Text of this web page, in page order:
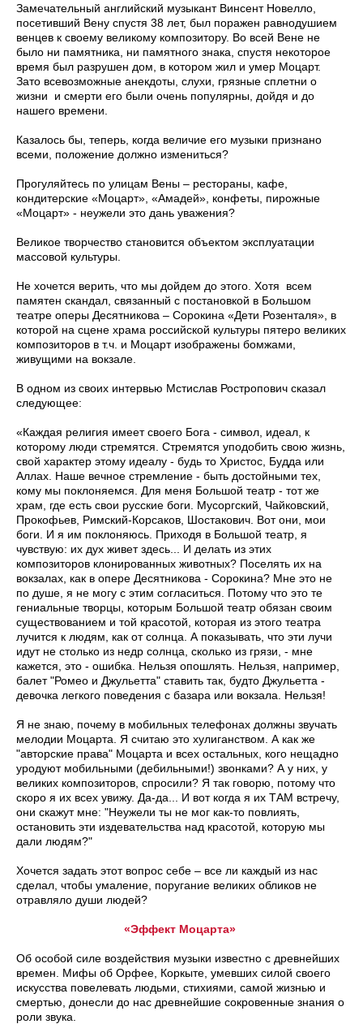
Замечательный английский музыкант Винсент Новелло,
посетивший Вену спустя 38 лет, был поражен равнодушием
венцев к своему великому композитору. Во всей Вене не
было ни памятника, ни памятного знака, спустя некоторое
время был разрушен дом, в котором жил и умер Моцарт.
Зато всевозможные анекдоты, слухи, грязные сплетни о
жизни и смерти его были очень популярны, дойдя и до
нашего времени.
Казалось бы, теперь, когда величие его музыки признано
всеми, положение должно измениться?
Прогуляйтесь по улицам Вены – рестораны, кафе,
кондитерские «Моцарт», «Амадей», конфеты, пирожные
«Моцарт» - неужели это дань уважения?
Великое творчество становится объектом эксплуатации
массовой культуры.
Не хочется верить, что мы дойдем до этого. Хотя всем
памятен скандал, связанный с постановкой в Большом
театре оперы Десятникова – Сорокина «Дети Розенталя», в
которой на сцене храма российской культуры пятеро великих
композиторов в т.ч. и Моцарт изображены бомжами,
живущими на вокзале.
В одном из своих интервью Мстислав Ростропович сказал
следующее:
«Каждая религия имеет своего Бога - символ, идеал, к
которому люди стремятся. Стремятся уподобить свою жизнь,
свой характер этому идеалу - будь то Христос, Будда или
Аллах. Наше вечное стремление - быть достойными тех,
кому мы поклоняемся. Для меня Большой театр - тот же
храм, где есть свои русские боги. Мусоргский, Чайковский,
Прокофьев, Римский-Корсаков, Шостакович. Вот они, мои
боги. И я им поклоняюсь. Приходя в Большой театр, я
чувствую: их дух живет здесь... И делать из этих
композиторов клонированных животных? Поселять их на
вокзалах, как в опере Десятникова - Сорокина? Мне это не
по душе, я не могу с этим согласиться. Потому что это те
гениальные творцы, которым Большой театр обязан своим
существованием и той красотой, которая из этого театра
лучится к людям, как от солнца. А показывать, что эти лучи
идут не столько из недр солнца, сколько из грязи, - мне
кажется, это - ошибка. Нельзя опошлять. Нельзя, например,
балет "Ромео и Джульетта" ставить так, будто Джульетта -
девочка легкого поведения с базара или вокзала. Нельзя!
Я не знаю, почему в мобильных телефонах должны звучать
мелодии Моцарта. Я считаю это хулиганством. А как же
"авторские права" Моцарта и всех остальных, кого нещадно
уродуют мобильными (дебильными!) звонками? А у них, у
великих композиторов, спросили? Я так говорю, потому что
скоро я их всех увижу. Да-да... И вот когда я их ТАМ встречу,
они скажут мне: "Неужели ты не мог как-то повлиять,
остановить эти издевательства над красотой, которую мы
дали людям?"
Хочется задать этот вопрос себе – все ли каждый из нас
сделал, чтобы умаление, поругание великих обликов не
отравляло души людей?
«Эффект Моцарта»
Об особой силе воздействия музыки известно с древнейших
времен. Мифы об Орфее, Коркыте, умевших силой своего
искусства повелевать людьми, стихиями, самой жизнью и
смертью, донесли до нас древнейшие сокровенные знания о
роли звука.